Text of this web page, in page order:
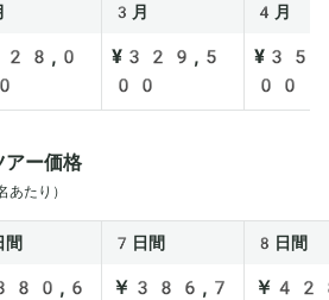
3月 4月
¥329,5
00
00
アー価格
たり）
7日間 8日間
￥386,7
￥